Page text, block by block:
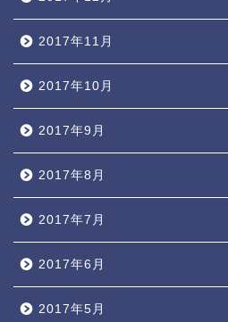
2017年11月
2017年10月
2017年9月
2017年8月
2017年7月
2017年6月
2017年5月